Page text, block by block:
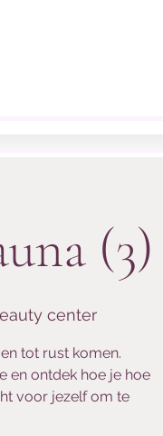
(3)
center
tot rust komen.
en ontdek hoe je hoe
voor jezelf om te